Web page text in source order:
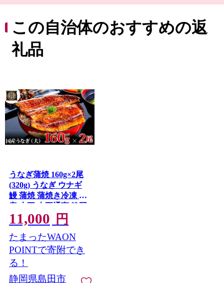
祭り」、など、ここにしかない魅力があふれています。
ふるさと納税を通じて、島田市のことを少しでも知って
いただけたら幸いです。
この自治体のおすすめの返
礼品
うなぎ蒲焼 160g×2尾
(320g) うなぎ ウナギ
鰻 蒲焼 蒲焼き冷凍 国
産 大五 大五通商 静岡
島田市
11,000 円
たまったWAON
POINTで寄附でき
る！
静岡県島田市